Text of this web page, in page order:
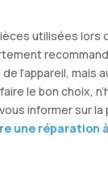
utilisées lors
l’appareil,
le bon choix,
informer sur
une réparation